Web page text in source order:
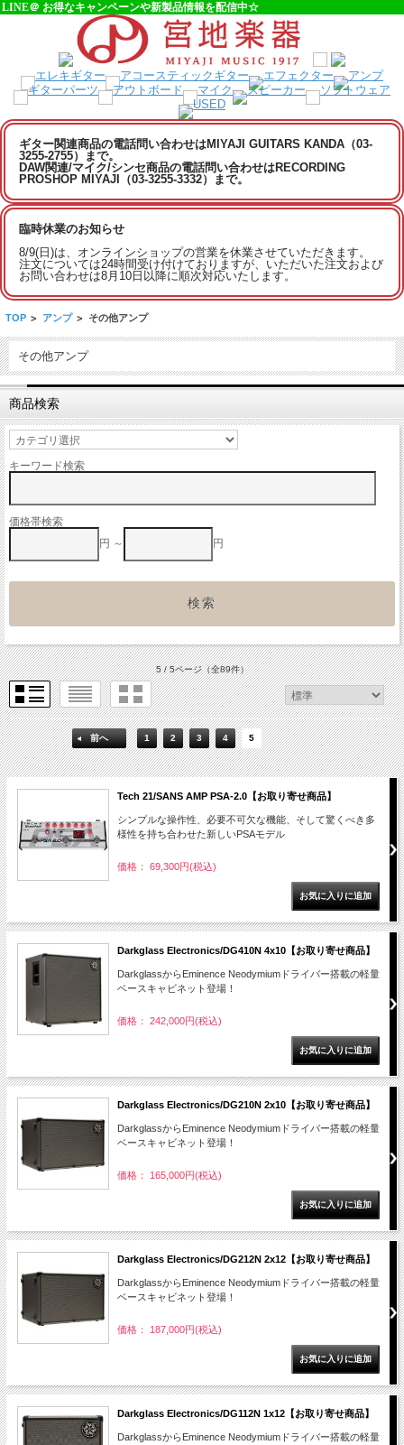
LINE＠ お得なキャンペーンや新製品情報を配信中☆
ギター関連商品の電話問い合わせはMIYAJI GUITARS KANDA（03-
3255-2755）まで。
DAW関連/マイク/シンセ商品の電話問い合わせはRECORDING
PROSHOP MIYAJI（03-3255-3332）まで。
臨時休業のお知らせ
8/9(日)は、オンラインショップの営業を休業させていただきます。
注文については24時間受け付けておりますが、いただいた注文および
お問い合わせは8月10日以降に順次対応いたします。
TOP > アンプ > その他アンプ
その他アンプ
商品検索
キーワード検索
価格帯検索
円 ～
円
5 / 5ページ（全89件）
前へ 1 2 3 4 5
Tech 21/SANS AMP PSA-2.0【お取り寄せ商品】
シンプルな操作性、必要不可欠な機能、そして驚くべき多
様性を持ち合わせた新しいPSAモデル
価格： 69,300円(税込)
Darkglass Electronics/DG410N 4x10【お取り寄せ商品】
DarkglassからEminence Neodymiumドライバー搭載の軽量
ベースキャビネット登場！
価格： 242,000円(税込)
Darkglass Electronics/DG210N 2x10【お取り寄せ商品】
DarkglassからEminence Neodymiumドライバー搭載の軽量
ベースキャビネット登場！
価格： 165,000円(税込)
Darkglass Electronics/DG212N 2x12【お取り寄せ商品】
DarkglassからEminence Neodymiumドライバー搭載の軽量
ベースキャビネット登場！
価格： 187,000円(税込)
Darkglass Electronics/DG112N 1x12【お取り寄せ商品】
DarkglassからEminence Neodymiumドライバー搭載の軽量